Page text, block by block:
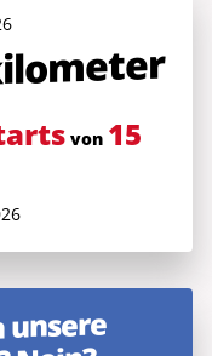
von 15
unsere